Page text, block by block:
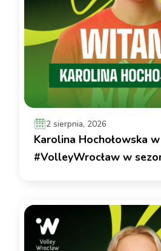
2 sierpnia, 2026
Karolina Hochołowska w
#VolleyWrocław w